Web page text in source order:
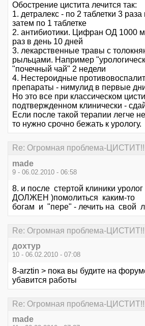
Обострение цистита лечится так:
1. детралекс - по 2 таблетки 3
затем по 1 таблетке
2. антибиотики. Цифран ОД 1000
раз в день 10 дней
3. лекарственные травы с
рыльцами. Например
"почечный чай" 2 недели
4. Нестероидные
препараты - нимулид в первые
Но это все при классическом
подтвержденном клинически -
Если после такой терапии легче
то нужно срочно бежать к урологу.
Re: Огромная проблема-
made
9 - 06.02.2010 - 06:58
8. и после стертой клиники
ДОЛЖЕН )помолиться каким-то
богам и "пере" - лечить на свой
Re: Огромная проблема-
дохтур
10 - 06.02.2010 - 07:08
8-arztin > пока вы будите на
убавится работы
Re: Огромная проблема-
made